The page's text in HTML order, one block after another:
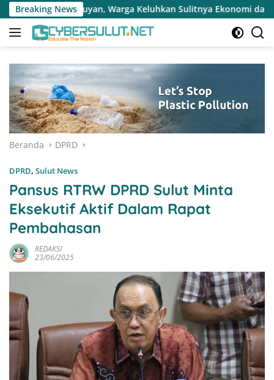
Langsung
ke
konten
Breaking News
Keluhkan Sulitnya Ekonomi dan Akses Pasar UMKM
Beranda DPRD
DPRD, Sulut News
Pansus RTRW DPRD Sulut Minta
Eksekutif Aktif Dalam Rapat
Pembahasan
REDAKSI
23/06/2025